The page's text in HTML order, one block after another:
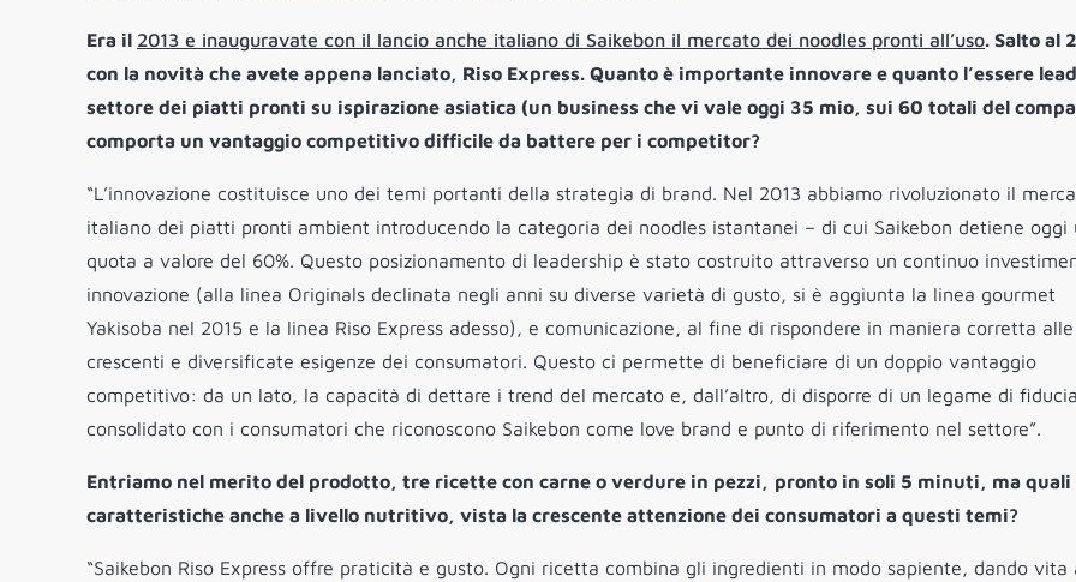
Era il 2013 e inauguravate con il lancio anche italiano di Saikebon il mercato dei noodles pronti all’uso. Salto al
con la novità che avete appena lanciato, Riso Express. Quanto è importante innovare e quanto l’essere
settore dei piatti pronti su ispirazione asiatica (un business che vi vale oggi 35 mio, sui 60 totali del
comporta un vantaggio competitivo difficile da battere per i competitor?
“L’innovazione costituisce uno dei temi portanti della strategia di brand. Nel 2013 abbiamo rivoluzionato il
italiano dei piatti pronti ambient introducendo la categoria dei noodles istantanei – di cui Saikebon detiene oggi
quota a valore del 60%. Questo posizionamento di leadership è stato costruito attraverso un continuo
innovazione (alla linea Originals declinata negli anni su diverse varietà di gusto, si è aggiunta la linea gourmet
Yakisoba nel 2015 e la linea Riso Express adesso), e comunicazione, al fine di rispondere in maniera corretta alle
crescenti e diversificate esigenze dei consumatori. Questo ci permette di beneficiare di un doppio vantaggio
competitivo: da un lato, la capacità di dettare i trend del mercato e, dall’altro, di disporre di un legame di
consolidato con i consumatori che riconoscono Saikebon come love brand e punto di riferimento nel settore”.
Entriamo nel merito del prodotto, tre ricette con carne o verdure in pezzi, pronto in soli 5 minuti, ma quali
caratteristiche anche a livello nutritivo, vista la crescente attenzione dei consumatori a questi temi?
“Saikebon Riso Express offre praticità e gusto. Ogni ricetta combina gli ingredienti in modo sapiente, dando vita